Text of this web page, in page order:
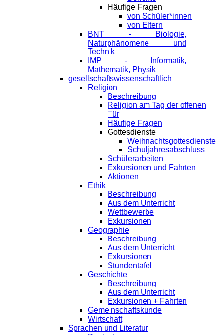
Häufige Fragen
von Schüler*innen
von Eltern
BNT - Biologie,
Naturphänomene und
Technik
IMP - Informatik,
Mathematik, Physik
gesellschaftswissenschaftlich
Religion
Beschreibung
Religion am Tag der offenen
Tür
Häufige Fragen
Gottesdienste
Weihnachtsgottesdienste
Schuljahresabschluss
Schülerarbeiten
Exkursionen und Fahrten
Aktionen
Ethik
Beschreibung
Aus dem Unterricht
Wettbewerbe
Exkursionen
Geographie
Beschreibung
Aus dem Unterricht
Exkursionen
Stundentafel
Geschichte
Beschreibung
Aus dem Unterricht
Exkursionen + Fahrten
Gemeinschaftskunde
Wirtschaft
Sprachen und Literatur